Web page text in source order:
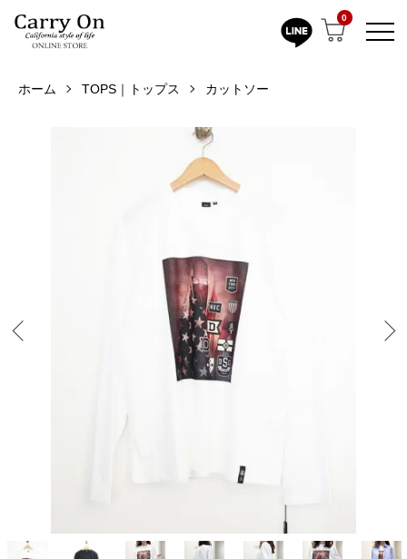
0
ホーム TOPS｜トップス カットソー